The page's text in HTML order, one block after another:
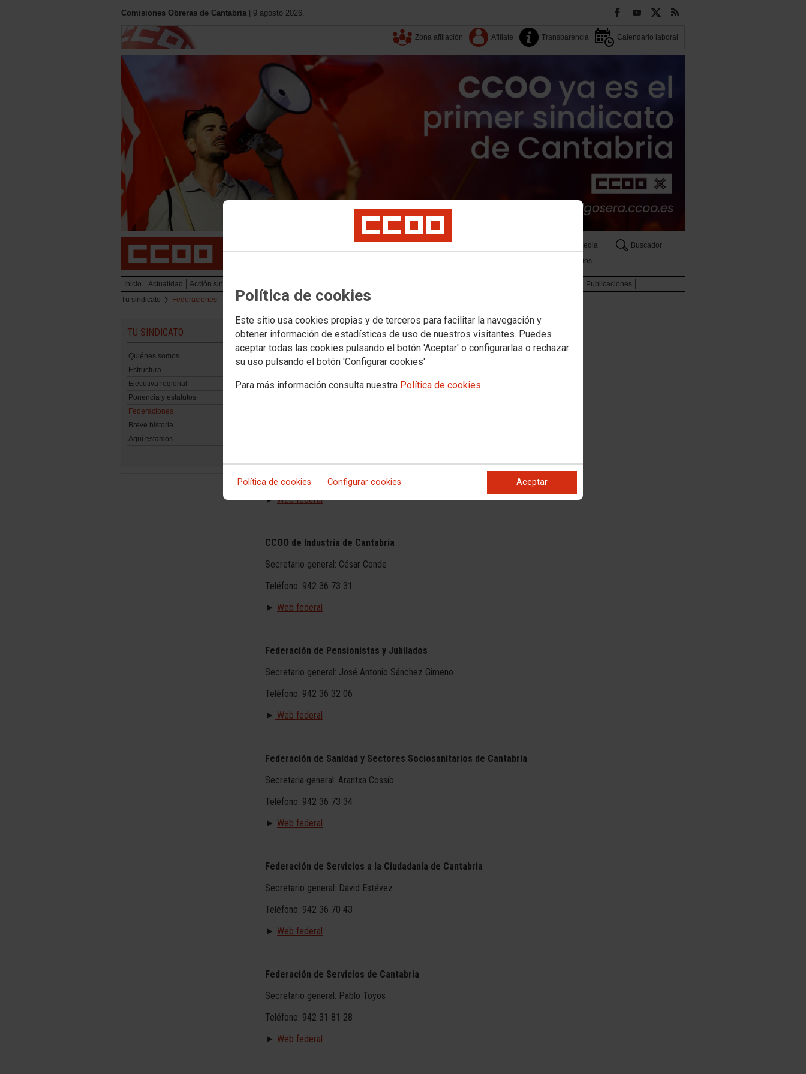
Política de cookies
Este sitio usa cookies propias y de terceros para facilitar la navegación y
obtener información de estadísticas de uso de nuestros visitantes. Puedes
aceptar todas las cookies pulsando el botón 'Aceptar' o configurarlas o rechazar
su uso pulsando el botón 'Configurar cookies'
Para más información consulta nuestra Política de cookies
Política de cookies Configurar cookies Aceptar
Comisiones Obreras de Cantabria | 9 agosto 2026.
Zona afiliación Afiliate Transparencia Calendario laboral
Multimedia
Buscador
Servicios
Inicio Actualidad Acción sindical y empleo
Publicaciones
Tu sindicato
Federaciones
TU SINDICATO
Quiénes somos
Estructura
Ejecutiva regional
Ponencia y estatutos
Federaciones
Breve historia
Aquí estamos
CCOO del Hábitat de Cantabria
Secretario general: Roberto Caso
Teléfono: 942 22 13 93
► Web federal
Teléfono: 942 36 73 37
►Web federal
CCOO de Industria de Cantabria
Secretario general: César Conde
Teléfono: 942 36 73 31
► Web federal
Federación de Pensionistas y Jubilados
Secretario general: José Antonio Sánchez Gimeno
Teléfono: 942 36 32 06
► Web federal
Federación de Sanidad y Sectores Sociosanitarios de Cantabria
Secretaria general: Arantxa Cossío
Teléfono: 942 36 73 34
► Web federal
Federación de Servicios a la Ciudadanía de Cantabria
Secretario general: David Estévez
Teléfono: 942 36 70 43
► Web federal
Federación de Servicios de Cantabria
Secretario general: Pablo Toyos
Teléfono: 942 31 81 28
► Web federal